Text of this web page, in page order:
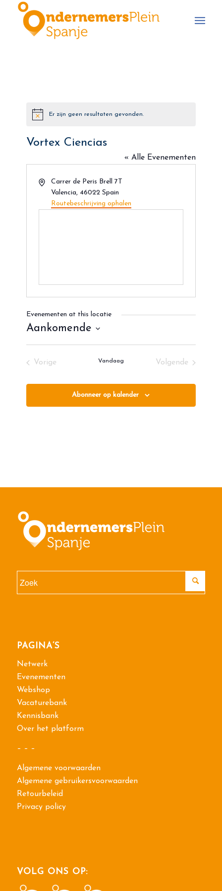
Bericht
Er zijn geen resultaten gevonden.
Vortex Ciencias
« Alle Evenementen
AdresCarrer de Peris Brell 7T
Valencia, 46022 Spain
Routebeschrijving ophalen
Evenementen at this locatie
Aankomende
Vorige
Vandaag
Volgende
Abonneer op kalender
PAGINA’S
Netwerk
Evenementen
Webshop
Vacaturebank
Kennisbank
Over het platform
– – –
Algemene voorwaarden
Algemene gebruikersvoorwaarden
Retourbeleid
Privacy policy
VOLG ONS OP: